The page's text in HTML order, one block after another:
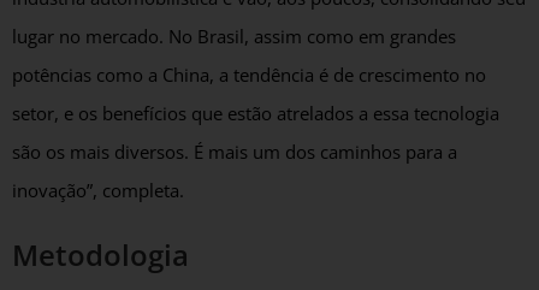
lugar no mercado. No Brasil, assim como em grandes
potências como a China, a tendência é de crescimento no
setor, e os benefícios que estão atrelados a essa tecnologia
são os mais diversos. É mais um dos caminhos para a
inovação”, completa.
Metodologia